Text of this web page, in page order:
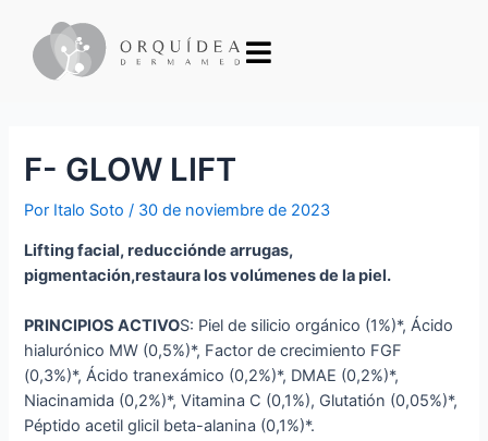
F- GLOW LIFT
Por Italo Soto/ 30 de noviembre de 2023
Lifting facial, reducciónde arrugas,
pigmentación,restaura los volúmenes de la piel.
PRINCIPIOS ACTIVOS: Piel de silicio orgánico (1%)*, Ácido
hialurónico MW (0,5%)*, Factor de crecimiento FGF
(0,3%)*, Ácido tranexámico (0,2%)*, DMAE (0,2%)*,
Niacinamida (0,2%)*, Vitamina C (0,1%), Glutatión (0,05%)*,
Péptido acetil glicil beta-alanina (0,1%)*.